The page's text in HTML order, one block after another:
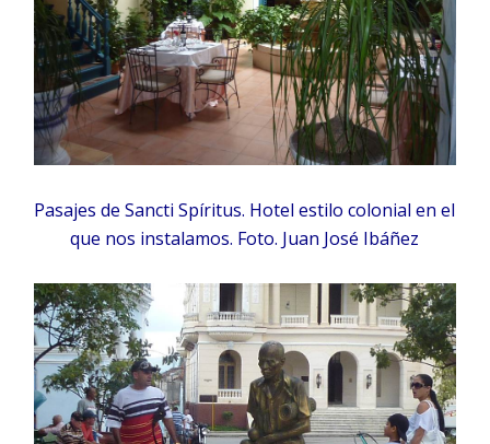
Pasajes de Sancti Spíritus. Hotel estilo colonial en el
que nos instalamos. Foto. Juan José Ibáñez